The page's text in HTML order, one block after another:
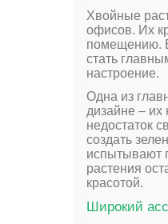
Хвойные
офисов. Их
помещению.
стать
настроение.
Одна из
дизайне – их
недостаток
создать
испытывают
растения
красотой.
Широкий